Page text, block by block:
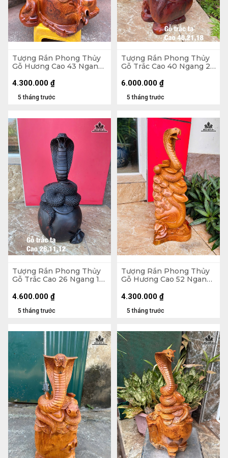
Tượng Rắn Phong Thủy
Gỗ Hương Cao 43 Ngang
5 tháng trước
4.300.000 ₫
Tượng Rắn Phong Thủy
Gỗ Trắc Cao 40 Ngang 21
5 tháng trước
6.000.000 ₫
Tượng Rắn Phong Thủy
Gỗ Trắc Cao 26 Ngang 11
5 tháng trước
4.600.000 ₫
Tượng Rắn Phong Thủy
Gỗ Hương Cao 52 Ngang
5 tháng trước
4.300.000 ₫